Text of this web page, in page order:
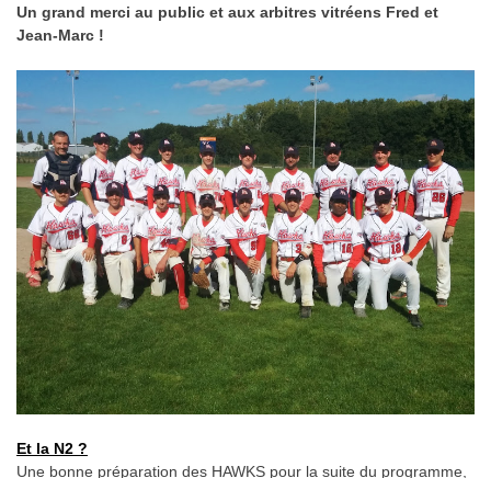
Un grand merci au public et aux arbitres vitréens Fred et
Jean-Marc !
Et la N2 ?
Une bonne préparation des HAWKS pour la suite du programme,